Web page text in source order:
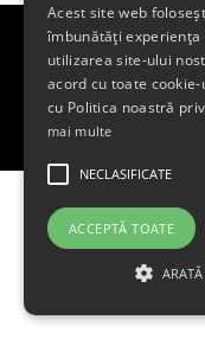
© STREET
rezervate|
Acest site web
îmbunătăți
utilizarea site-ului
acord cu toate
cu Politica noastră
mai multe
NECLASIFICATE
ACCEPTĂ TOATE